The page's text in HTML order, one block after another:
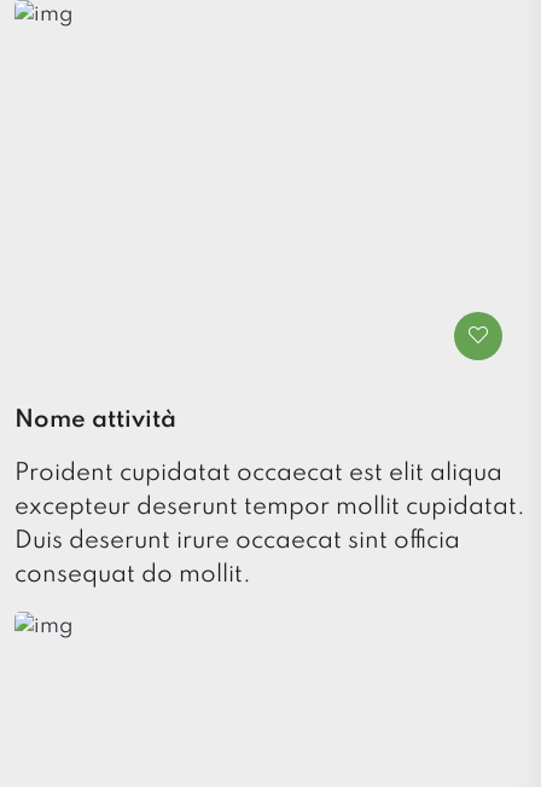
Nome attività
Proident cupidatat occaecat est elit aliqua
excepteur deserunt tempor mollit cupidatat.
Duis deserunt irure occaecat sint officia
consequat do mollit.